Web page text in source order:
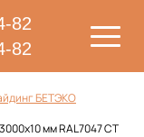
82
82
БЕТЭКО
мм RAL7047 СТ